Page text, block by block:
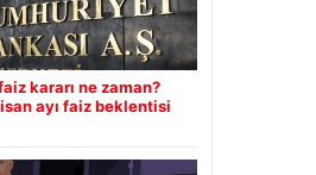
kararı ne zaman?
ayı faiz beklentisi